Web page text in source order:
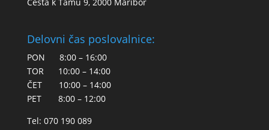
Delovni čas poslovalnice:
PON 8:00 – 16:00
TOR 10:00 – 14:00
ČET 10:00 – 14:00
PET 8:00 – 12:00
Tel: 070 190 089